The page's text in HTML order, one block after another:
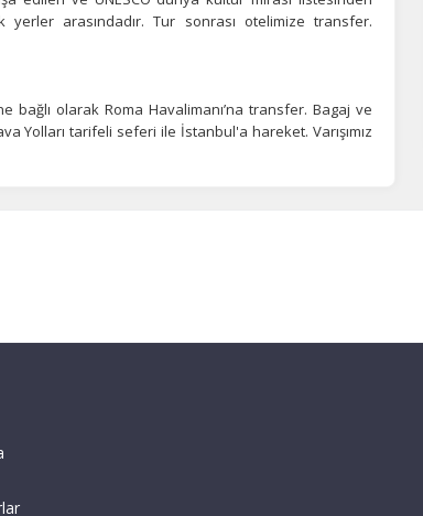
arasındadır. Tur sonrası otelimize transfer.
bağlı olarak Roma Havalimanı’na transfer. Bagaj ve
Yolları tarifeli seferi ile İstanbul'a hareket. Varışımız